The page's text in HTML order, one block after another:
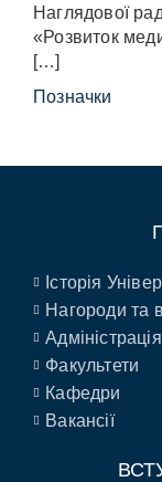
Наглядової
«Розвиток
[…]
Позначки
Історія
Нагороди та
Адміністрація
Факультети
Кафедри
Вакансії